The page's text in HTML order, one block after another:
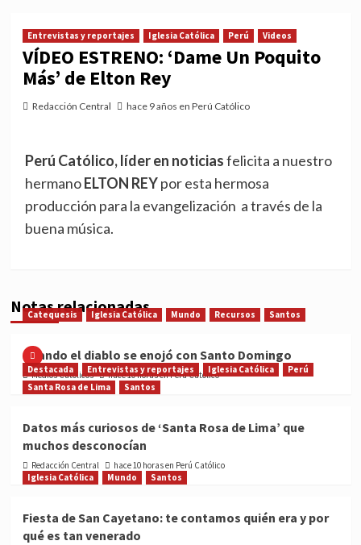
Entrevistas y reportajes Iglesia Católica Perú Videos
VÍDEO ESTRENO: ‘Dame Un Poquito
Más’ de Elton Rey
Redacción Central hace 9 años en Perú Católico
Perú Católico, líder en noticiasfelicita a nuestro
hermanoELTON REYpor esta hermosa
producción para la evangelización a través de la
buena música.
Notas relacionadas
Catequesis Iglesia Católica Mundo Recursos Santos
Cuando el diablo se enojó con Santo Domingo
Medios Católicos hace 10 horas en Perú Católico
Destacada Entrevistas y reportajes Iglesia Católica
Perú
Santa Rosa de Lima
Santos
Datos más curiosos de ‘Santa Rosa de Lima’ que
muchos desconocían
Redacción Central
hace 10 horas en Perú Católico
Iglesia Católica
Mundo Santos
Fiesta de San Cayetano: te contamos quién era y por
qué es tan venerado